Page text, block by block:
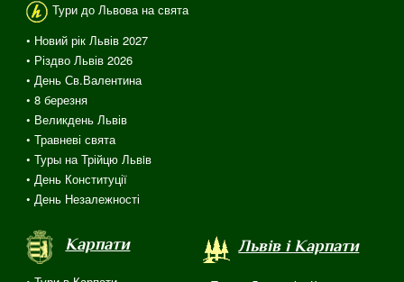
Тури до Львова на свята
• Новий рік Львів 2027
• Різдво Львів 2026
• День Св.Валентина
• 8 березня
• Великдень Львів
• Травневі свята
• Туры на Трійцю Львiв
• День Конституції
• День Незалежності
Карпати Львів і Карпати